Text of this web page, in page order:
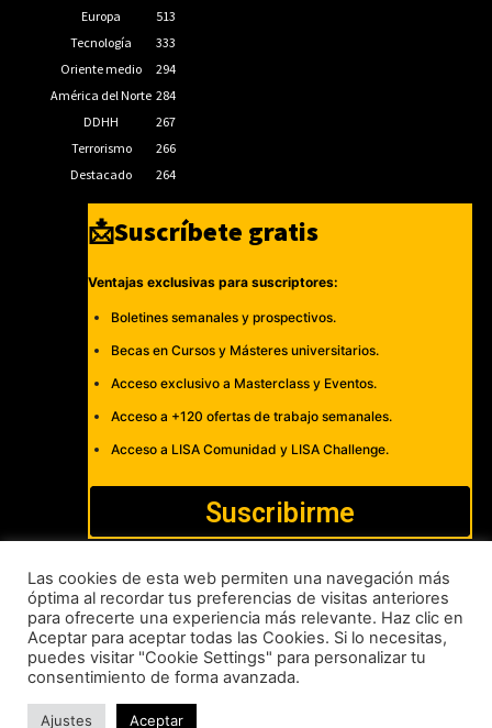
Europa
513
Tecnología
333
Oriente medio
294
América del Norte 284
DDHH
267
Terrorismo
266
Destacado
264
📩Suscríbete gratis
Ventajas exclusivas para suscriptores:
Boletines semanales y prospectivos.
Becas en Cursos y Másteres universitarios.
Acceso exclusivo a Masterclass y Eventos.
Acceso a +120 ofertas de trabajo semanales.
Acceso a LISA Comunidad y LISA Challenge.
Suscribirme
Cómo publicar Anúnciate Política de Privacidad y Cookies
Aviso legal Contacto
LISA News©. Creative Commons BY-NC-ND.
Las cookies de esta web permiten una navegación más
óptima al recordar tus preferencias de visitas anteriores
para ofrecerte una experiencia más relevante. Haz clic en
Aceptar para aceptar todas las Cookies. Si lo necesitas,
puedes visitar "Cookie Settings" para personalizar tu
consentimiento de forma avanzada.
Ajustes Aceptar